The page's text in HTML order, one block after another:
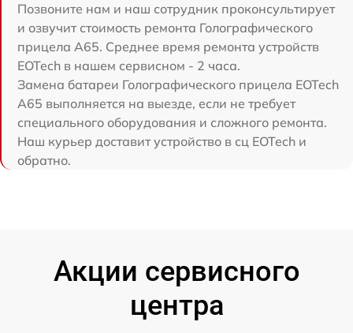
Позвоните нам и наш сотрудник проконсультирует
и озвучит стоимость ремонта Голографического
прицела A65. Среднее время ремонта устройств
EOTech в нашем сервисном - 2 часа.
Замена батареи Голографического прицела EOTech
A65 выполняется на выезде, если не требует
специального оборудования и сложного ремонта.
Наш курьер доставит устройство в сц EOTech и
обратно.
Акции сервисного
центра